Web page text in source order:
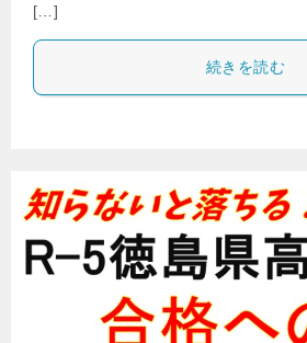
[…]
続きを読む